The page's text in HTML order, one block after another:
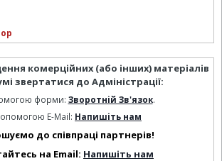
комерційних (або інших) матеріалів
звертатися до Адміністрації:
форми: Зворотній Зв'язок.
E-Mail: Напишіть нам
до співпраці партнерів!
на Email: Напишіть нам